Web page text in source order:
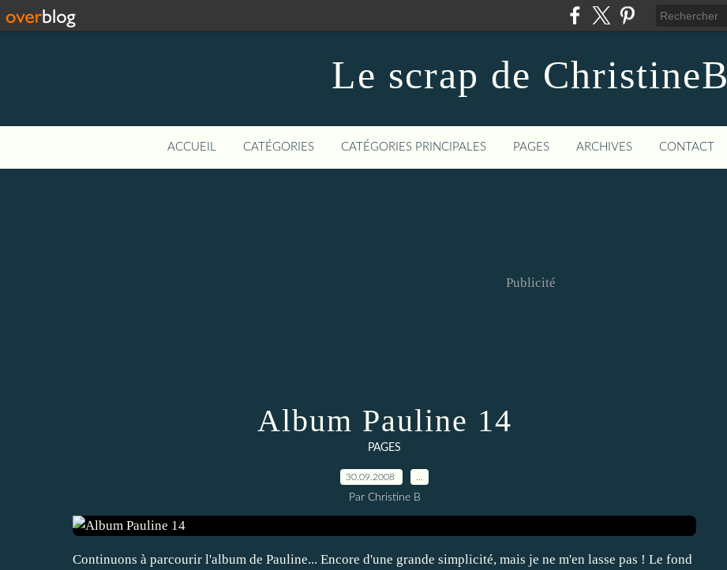
Le scrap de ChristineB
ACCUEIL CATÉGORIES CATÉGORIES PRINCIPALES PAGES ARCHIVES CONTACT
Publicité
Album Pauline 14
PAGES
30.09.2008
Par Christine B
Continuons à parcourir l'album de Pauline... Encore d'une grande simplicité, mais je ne m'en lasse pas ! Le fond